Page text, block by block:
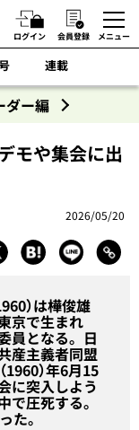
ログイン 会員登録 メニュー
連載
ー編
モや集会に出
2026/05/20
）は樺俊雄
京で生まれ
員となる。日
産主義者同盟
1960）年6月15
に突入しよう
で圧死する。
た。